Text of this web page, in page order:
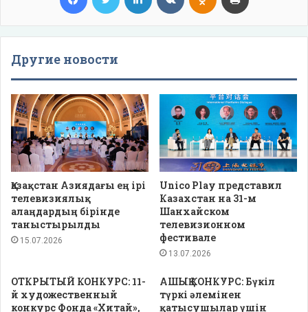
Другие новости
Қазақстан Азиядағы ең ірі
телевизиялық
алаңдардың бірінде
таныстырылды
15.07.2026
Unico Play представил
Казахстан на 31-м
Шанхайском
телевизионном
фестивале
13.07.2026
ОТКРЫТЫЙ КОНКУРС: 11-
й художественный
конкурс Фонда «Хитай»,
АШЫҚ КОНКУРС: Бүкіл
түркі әлемінен
қатысушылар үшін